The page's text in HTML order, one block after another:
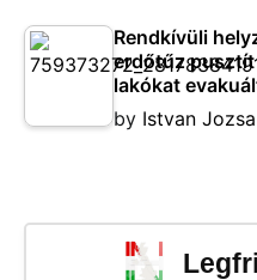
Rendkívüli
erdőtűz pusztít
lakókat
by Istvan Jozsa